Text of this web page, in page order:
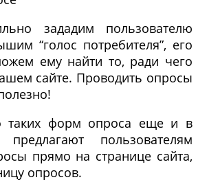
зададим пользователю
“голос потребителя”, его
ему найти то, ради чего
сайте. Проводить опросы
таких форм опроса еще и в
пользователям
прямо на странице сайта,
опросов.